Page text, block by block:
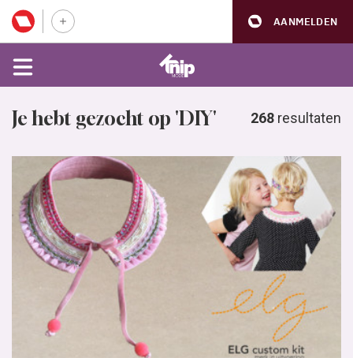
AANMELDEN
Je hebt gezocht op 'DIY' 268 resultaten